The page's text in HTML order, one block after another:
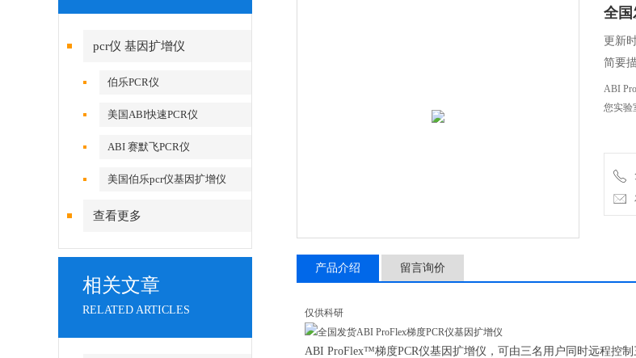
pcr仪 基因扩增仪
伯乐PCR仪
美国ABI快速PCR仪
ABI 赛默飞PCR仪
美国伯乐pcr仪基因扩增仪
查看更多
相关文章
RELATED ARTICLES
全
更新
简要
ABI
您实验
● 简
● 灵
● 使用
产品介绍 留言询价
仅供科研
ABI ProFlex™梯度PCR仪基因扩增仪，可由三名用户同时远程控